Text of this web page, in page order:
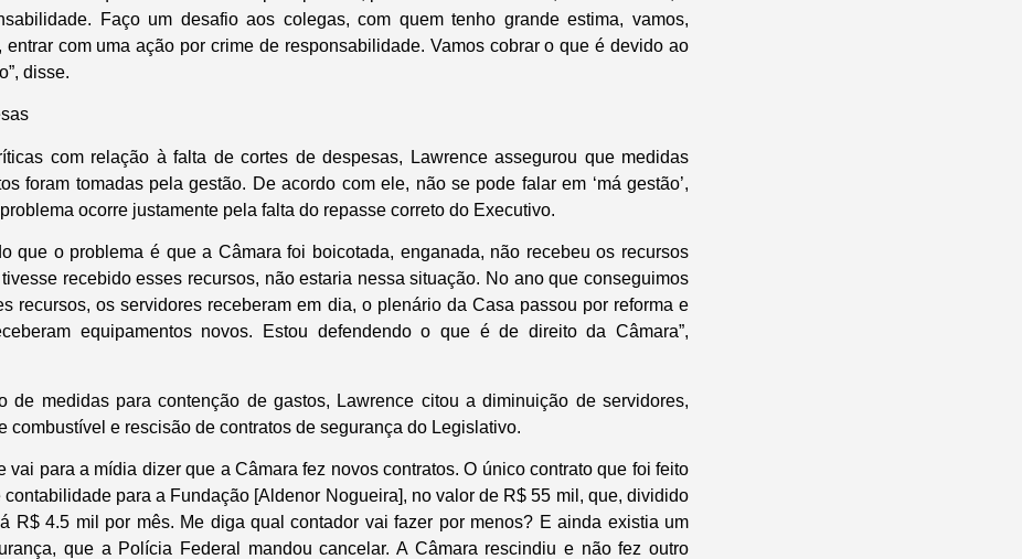
Faço um desafio aos colegas, com quem tenho grande estima, vamos,
entrar com uma ação por crime de responsabilidade. Vamos cobrar o que é devido ao
disse.
com relação à falta de cortes de despesas, Lawrence assegurou que medidas
foram tomadas pela gestão. De acordo com ele, não se pode falar em ‘má gestão’,
ocorre justamente pela falta do repasse correto do Executivo.
que o problema é que a Câmara foi boicotada, enganada, não recebeu os recursos
recebido esses recursos, não estaria nessa situação. No ano que conseguimos
recursos, os servidores receberam em dia, o plenário da Casa passou por reforma e
equipamentos novos. Estou defendendo o que é de direito da Câmara”,
de medidas para contenção de gastos, Lawrence citou a diminuição de servidores,
combustível e rescisão de contratos de segurança do Legislativo.
vai para a mídia dizer que a Câmara fez novos contratos. O único contrato que foi feito
para a Fundação [Aldenor Nogueira], no valor de R$ 55 mil, que, dividido
R$ 4.5 mil por mês. Me diga qual contador vai fazer por menos? E ainda existia um
que a Polícia Federal mandou cancelar. A Câmara rescindiu e não fez outro